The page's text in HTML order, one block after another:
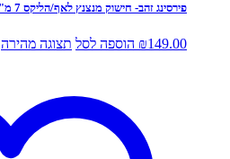
פירסינג זהב- חישוק מנצנץ לאף/הליקס 7 מ"מ
₪149.00 הוספה לסל תצוגה מהירה